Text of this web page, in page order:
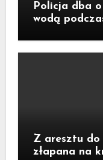
Policja dba
wodą
Z aresztu
złapana na